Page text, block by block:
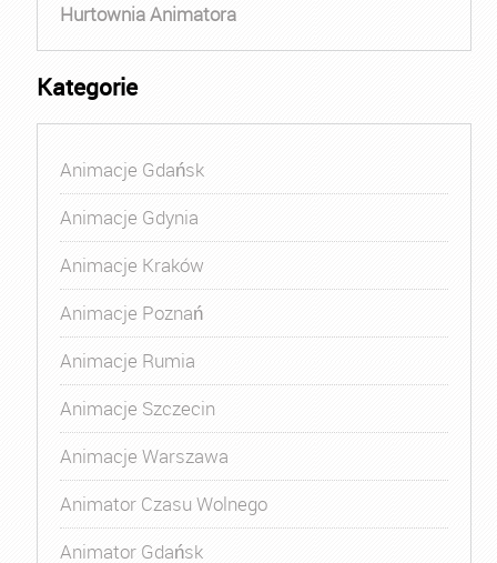
Hurtownia Animatora
Kategorie
Animacje Gdańsk
Animacje Gdynia
Animacje Kraków
Animacje Poznań
Animacje Rumia
Animacje Szczecin
Animacje Warszawa
Animator Czasu Wolnego
Animator Gdańsk